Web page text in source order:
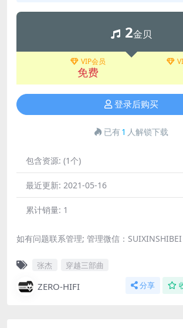
2金贝
VIP会员
免费
登录后购买
已有1 人解锁下载
包含资源: (1个)
最近更新: 2021-05-16
累计销量: 1
如有问题联系管理; 管理微信：SUIXINSHIBEI
张杰 穿越三部曲
ZERO-HIFI 分享